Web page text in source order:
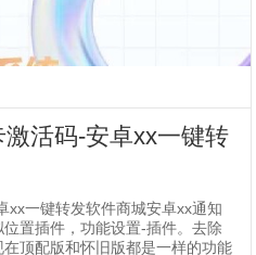
活码-安卓xx一键转
xx一键转发软件商城安卓xx通知
置插件，功能设置-插件。去除
顶配版和怀旧版都是一样的功能